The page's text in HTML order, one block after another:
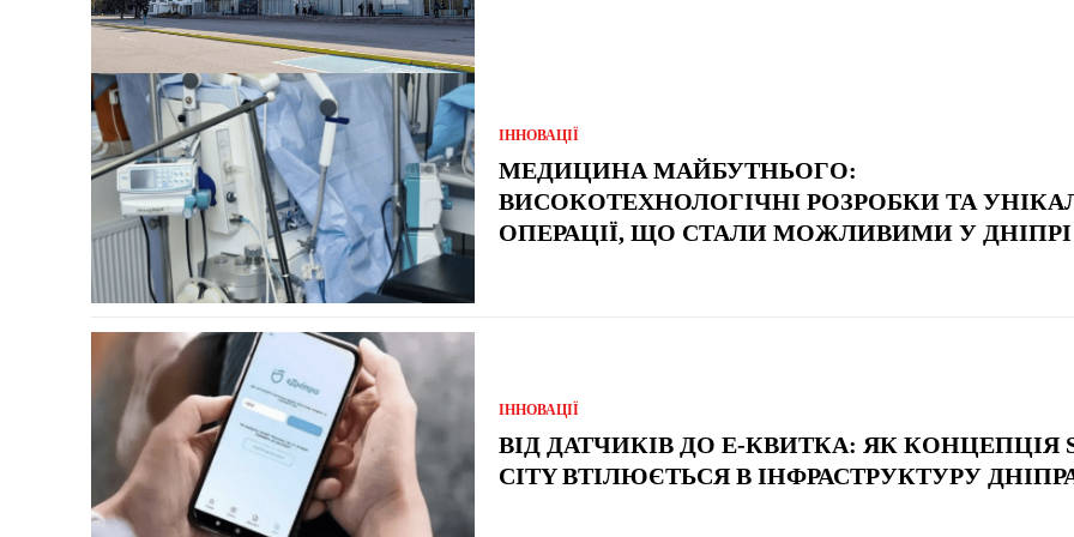
ІННОВАЦІЇ
МЕДИЦИНА МАЙБУТНЬОГО:
ВИСОКОТЕХНОЛОГІЧНІ РОЗРОБКИ ТА
ОПЕРАЦІЇ, ЩО СТАЛИ МОЖЛИВИМИ У ДНІПРІ
ІННОВАЦІЇ
ВІД ДАТЧИКІВ ДО Е-КВИТКА: ЯК КОНЦЕПЦІЯ
CITY ВТІЛЮЄТЬСЯ В ІНФРАСТРУКТУРУ